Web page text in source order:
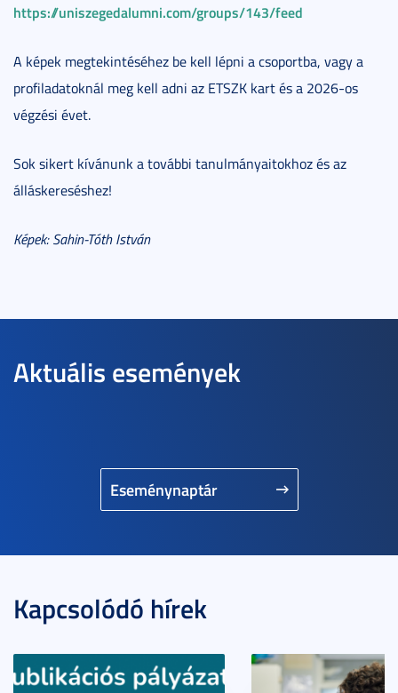
https://uniszegedalumni.com/groups/143/feed
A képek megtekintéséhez be kell lépni a csoportba, vagy a
profiladatoknál meg kell adni az ETSZK kart és a 2026-os
végzési évet.
Sok sikert kívánunk a további tanulmányaitokhoz és az
álláskereséshez!
Képek: Sahin-Tóth István
Aktuális események
Eseménynaptár
Kapcsolódó hírek